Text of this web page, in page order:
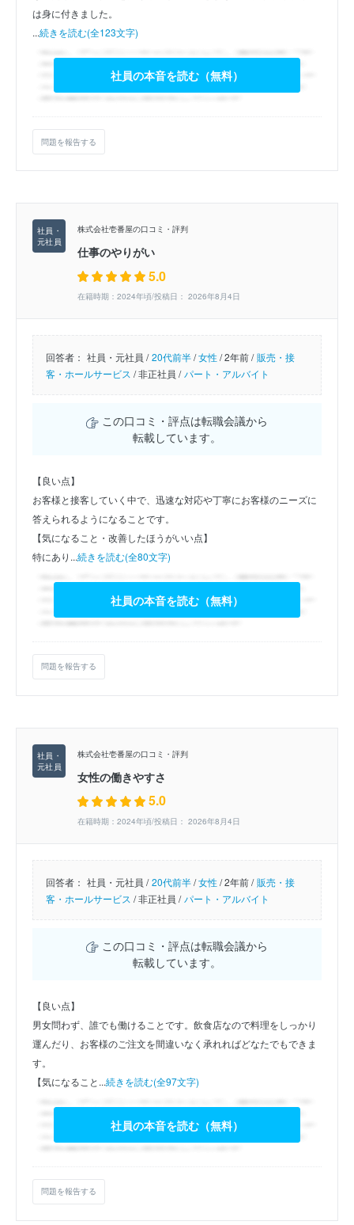
は身に付きました。
...続きを読む(全123文字)
社員の本音を読む（無料）
問題を報告する
株式会社壱番屋の口コミ・評判
仕事のやりがい
5.0
在籍時期：2024年頃/投稿日： 2026年8月4日
回答者： 社員・元社員 / 20代前半/女性/2年前 / 販売・接
客・ホールサービス /非正社員 / パート・アルバイト
この口コミ・評点は転職会議から
転載しています。
【良い点】
お客様と接客していく中で、迅速な対応や丁寧にお客様のニーズに
答えられるようになることです。
【気になること・改善したほうがいい点】
特にあり...続きを読む(全80文字)
社員の本音を読む（無料）
問題を報告する
株式会社壱番屋の口コミ・評判
女性の働きやすさ
5.0
在籍時期：2024年頃/投稿日： 2026年8月4日
回答者： 社員・元社員 / 20代前半/女性/2年前 / 販売・接
客・ホールサービス /非正社員 / パート・アルバイト
この口コミ・評点は転職会議から
転載しています。
【良い点】
男女問わず、誰でも働けることです。飲食店なので料理をしっかり
運んだり、お客様のご注文を間違いなく承れればどなたでもできま
す。
【気になること...続きを読む(全97文字)
社員の本音を読む（無料）
問題を報告する